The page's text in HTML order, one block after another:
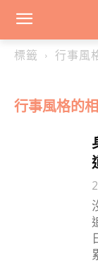
標籤 行事風
行事風格的